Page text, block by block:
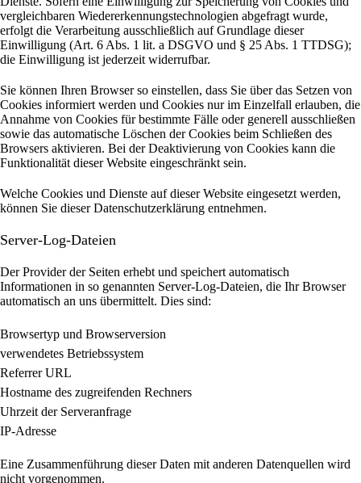
vergleichbaren Wiedererkennungstechnologien abgefragt wurde,
erfolgt die Verarbeitung ausschließlich auf Grundlage dieser
Einwilligung (Art. 6 Abs. 1 lit. a DSGVO und § 25 Abs. 1 TTDSG);
die Einwilligung ist jederzeit widerrufbar.
Sie können Ihren Browser so einstellen, dass Sie über das Setzen von
Cookies informiert werden und Cookies nur im Einzelfall erlauben, die
Annahme von Cookies für bestimmte Fälle oder generell ausschließen
sowie das automatische Löschen der Cookies beim Schließen des
Browsers aktivieren. Bei der Deaktivierung von Cookies kann die
Funktionalität dieser Website eingeschränkt sein.
Welche Cookies und Dienste auf dieser Website eingesetzt werden,
können Sie dieser Datenschutzerklärung entnehmen.
Server-Log-Dateien
Der Provider der Seiten erhebt und speichert automatisch
Informationen in so genannten Server-Log-Dateien, die Ihr Browser
automatisch an uns übermittelt. Dies sind:
Browsertyp und Browserversion
verwendetes Betriebssystem
Referrer URL
Hostname des zugreifenden Rechners
Uhrzeit der Serveranfrage
IP-Adresse
Eine Zusammenführung dieser Daten mit anderen Datenquellen wird
nicht vorgenommen.